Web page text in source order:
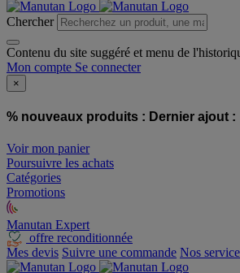
Chercher
Contenu du site suggéré et menu de
Mon compte Se connecter
×
% nouveaux produits : Dernier ajout :
Voir mon panier
Poursuivre les achats
Catégories
Promotions
Manutan Expert
offre reconditionnée
Mes devis Suivre une commande Nos